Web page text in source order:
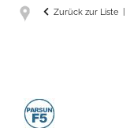
Zurück zur Liste